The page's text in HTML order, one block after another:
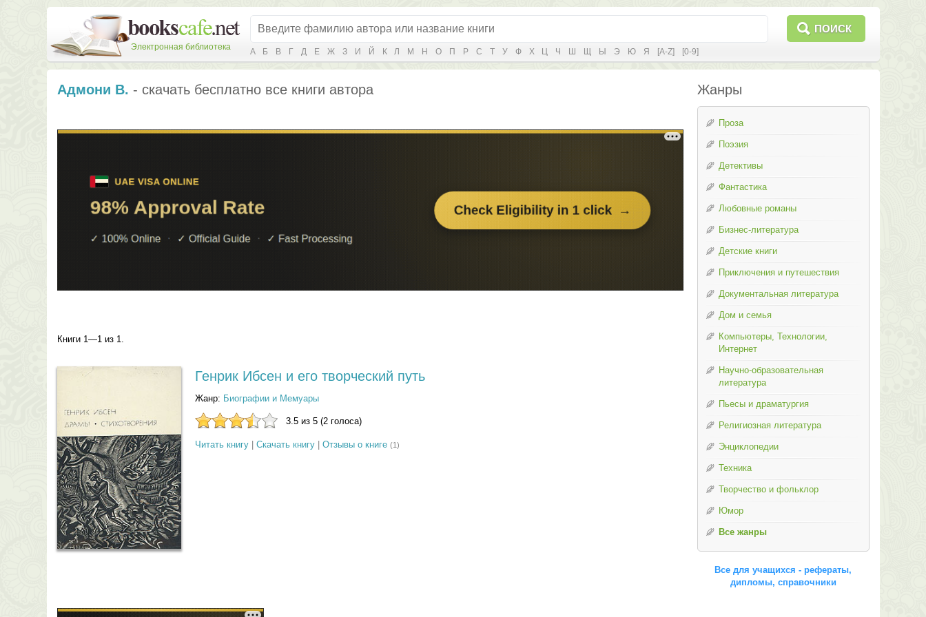
Электронная библиотека
ПОИСК
А Б В Г Д Е Ж З И Й К Л М Н О П Р С Т У Ф Х Ц Ч Ш Щ Ы Э Ю Я [A-Z] [0-9]
Адмони В. - скачать бесплатно все книги автора
Книги 1—1 из 1.
Генрик Ибсен и его творческий путь
Жанр: Биографии и Мемуары
3.5 из 5 (2 голоса)
Читать книгу| Скачать книгу| Отзывы о книге (1)
Жанры
Проза
Поэзия
Детективы
Фантастика
Любовные романы
Бизнес-литература
Детские книги
Приключения и путешествия
Документальная литература
Дом и семья
Компьютеры, Технологии,
Интернет
Научно-образовательная
литература
Пьесы и драматургия
Религиозная литература
Энциклопедии
Техника
Творчество и фольклор
Юмор
Все жанры
Все для учащихся - рефераты,
дипломы, справочники